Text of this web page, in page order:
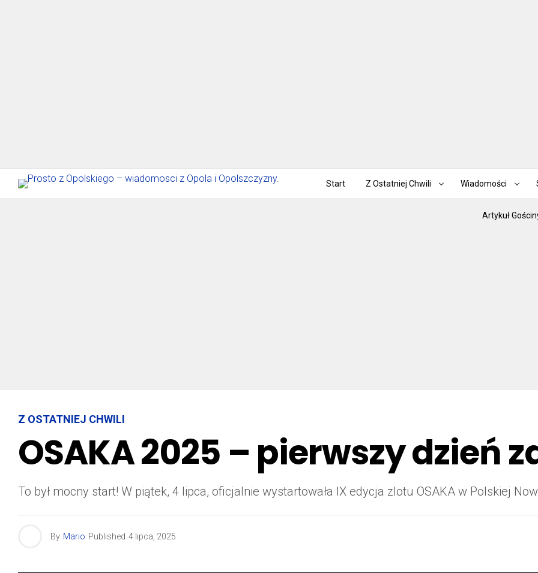
Start Z Ostatniej Chwili Wiadomości
Artykuł
Z OSTATNIEJ CHWILI
OSAKA 2025 – pierwszy dzień
To był mocny start! W piątek, 4 lipca, oficjalnie wystartowała IX edycja zlotu OSAKA w Polskiej
By Mario Published 4 lipca, 2025